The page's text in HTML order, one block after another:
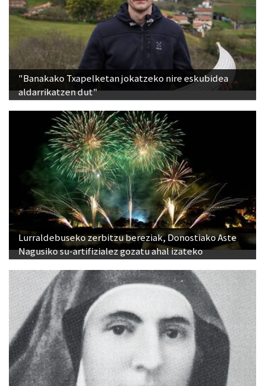
"Banakako Txapelketan jokatzeko nire eskubidea
aldarrikatzen dut"
Lurraldebuseko zerbitzu bereziak, Donostiako Aste
Nagusiko su-artifizialez gozatu ahal izateko